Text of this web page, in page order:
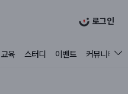
로그인
교육 스터디 이벤트 커뮤니티